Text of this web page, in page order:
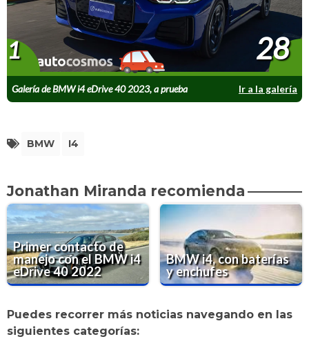
Galería de BMW i4 eDrive 40 2023, a prueba Ir a la galería
1 28
BMW I4
Jonathan Miranda recomienda
Primer contacto de
manejo con el BMW i4
eDrive 40 2022
BMW i4, con baterías
y enchufes
Puedes recorrer más noticias navegando en las
siguientes categorías: